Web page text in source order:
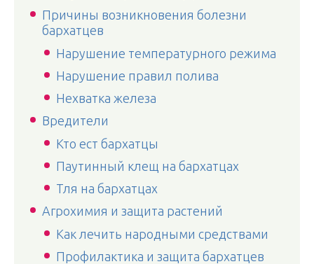
Причины возникновения болезни
бархатцев
Нарушение температурного режима
Нарушение правил полива
Нехватка железа
Вредители
Кто ест бархатцы
Паутинный клещ на бархатцах
Тля на бархатцах
Агрохимия и защита растений
Как лечить народными средствами
Профилактика и защита бархатцев